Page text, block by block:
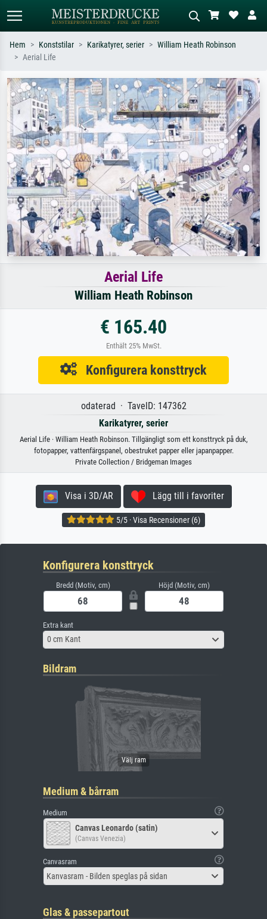
Sök efter konstnär, titel eller stil –
t.ex. Monet, Stjärnenatt,
impressionism, Hokusai-våg, naken.
Beskriv scenen – t.ex. grön äng,
abstrakt med mycket rött, mörk
oljemålning, stående naken bredvid ett
träd.
Hem Konststilar Karikatyrer, serier
William Heath Robinson
Aerial Life
Aerial Life
William Heath Robinson
€ 165.40
Enthält 25% MwSt.
Konfigurera konsttryck
odaterad · TavelD: 147362
Karikatyrer, serier
Aerial Life · William Heath Robinson. Tillgängligt som ett konsttryck på duk,
fotopapper, vattenfärgspanel, obestruket papper eller japanpapper.
Private Collection / Bridgeman Images
Visa i 3D/AR Lägg till i favoriter
5/5 · Visa Recensioner (6)
Konfigurera konsttryck
Bredd (Motiv, cm) Höjd (Motiv, cm)
Extra kant
0 cm Kant
Bildram
Medium & bårram
Medium
Canvas Leonardo (satin)
(Canvas Venezia)
Canvasram
Kanvasram - Bilden speglas på sidan
Glas & passepartout